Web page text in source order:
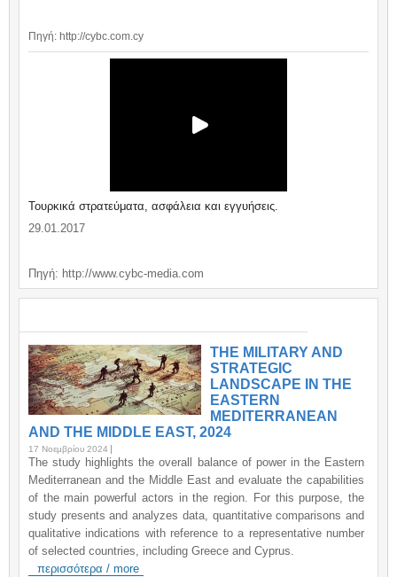
Πηγή: http://cybc.com.cy
Τουρκικά στρατεύματα, ασφάλεια και εγγυήσεις.
29.01.2017
Πηγή: http://www.cybc-media.com
THE MILITARY AND
STRATEGIC
LANDSCAPE IN THE
EASTERN
MEDITERRANEAN
AND THE MIDDLE EAST, 2024
17 Νοεμβρίου 2024
The study highlights the overall balance of power in the Eastern
Mediterranean and the Middle East and evaluate the capabilities
of the main powerful actors in the region. For this purpose, the
study presents and analyzes data, quantitative comparisons and
qualitative indications with reference to a representative number
of selected countries, including Greece and Cyprus.
περισσότερα / more